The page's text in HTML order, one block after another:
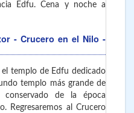
Edfu. Cena y noche a
- Crucero en el Nilo -
templo de Edfu dedicado
templo más grande de
de la época
Regresaremos al Crucero